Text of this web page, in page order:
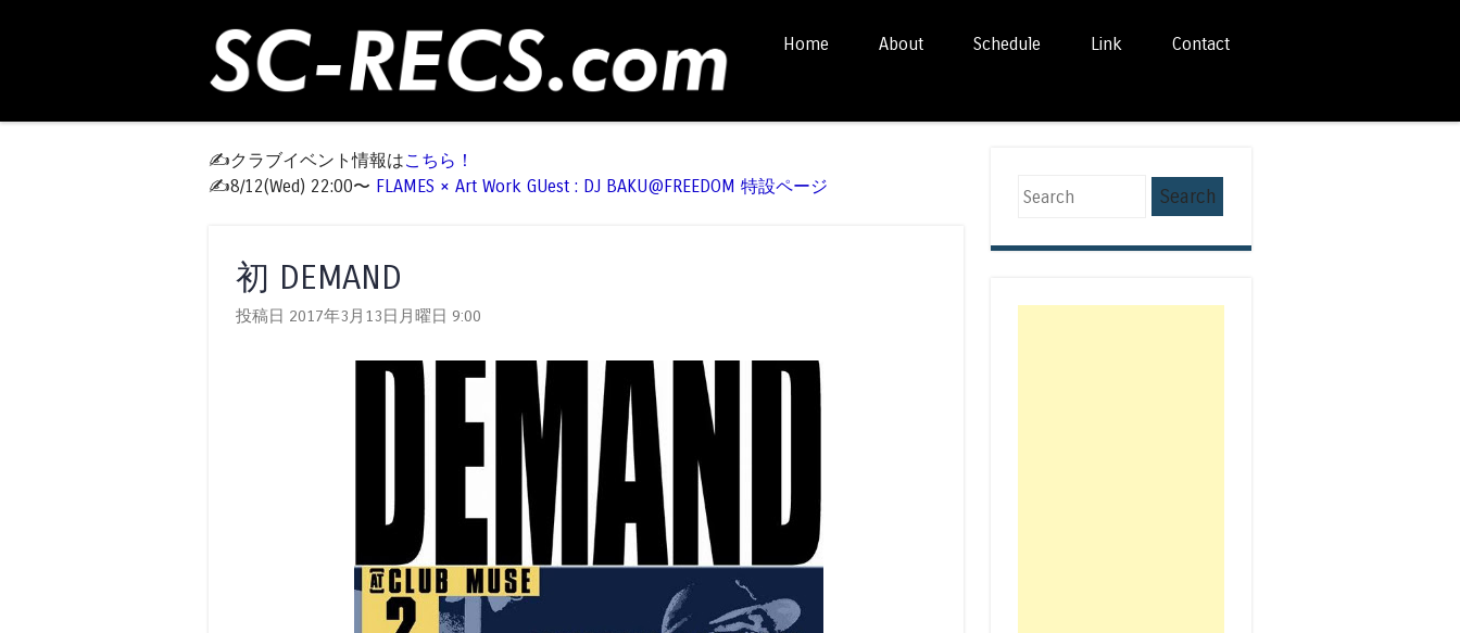
Skip to content
Home About Schedule Link Contact
✍️クラブイベント情報はこちら！
✍️8/12(Wed) 22:00〜 FLAMES × Art Work GUest : DJ BAKU@FREEDOM 特設ページ
初 DEMAND
投稿日 2017年3月13日月曜日 9:00
Search